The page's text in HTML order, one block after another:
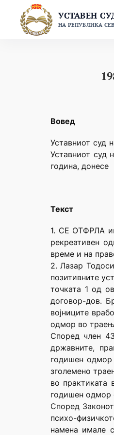
content
УСТАВЕН
НА РЕПУБЛИКА
Вовед
Уставниот суд
Уставниот суд
година, донесе
Текст
1. СЕ ОТФРЛА
рекреативен
време и на
2. Лазар
позитивните
точката 1 од
договор-дов.
војниците
одмор во
Според член
државните,
годишен одмор
зголемено
во практиката
годишен одмор
Според
психо-
намена имале